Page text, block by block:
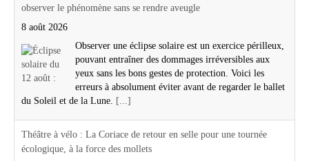
observer le phénomène sans se rendre aveugle
8 août 2026
Observer une éclipse solaire est un exercice périlleux,
pouvant entraîner des dommages irréversibles aux
yeux sans les bons gestes de protection. Voici les
erreurs à absolument éviter avant de regarder le ballet
du Soleil et de la Lune. [...]
Théâtre à vélo : La Coriace de retour en selle pour une tournée
écologique, à la force des mollets